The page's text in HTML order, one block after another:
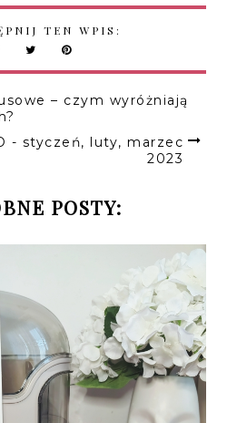
TEN WPIS:
– czym wyróżniają
- styczeń, luty, marzec
2023
POSTY: